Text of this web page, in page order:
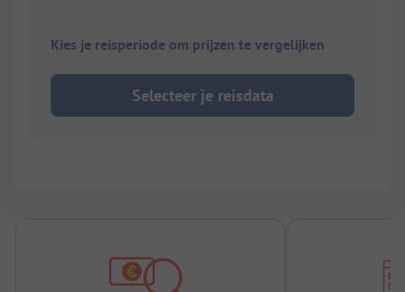
Kies je reisperiode om prijzen te vergelijken
Selecteer je reisdata